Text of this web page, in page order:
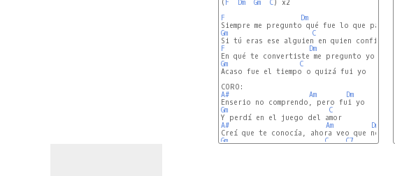
( F Dm Gm C) x2
F
Dm
Gm
C
F
Dm
Gm
C
Acaso fue el tiempo o quizá fui yo
A#
Am
Dm
Gm
C
A#
Am
Dm
Gm
C
C7